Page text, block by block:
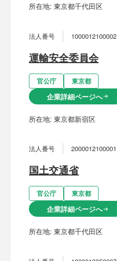
所在地:東京都千代田区
法人番号 1000012100002
運輸安全委員会
官公庁 東京都
企業詳細ページへarrow_right_alt
所在地:東京都新宿区
法人番号 2000012100001
国土交通省
官公庁 東京都
企業詳細ページへarrow_right_alt
所在地:東京都千代田区